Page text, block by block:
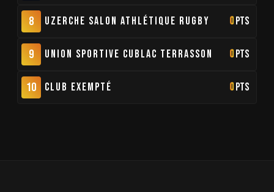
8 Uzerche Salon Athlétique Rugby 0 pts
9 Union Sportive Cublac Terrasson 0 pts
10 Club Exempté 0 pts